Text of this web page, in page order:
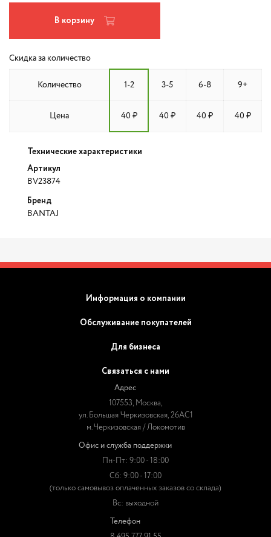
В корзину
Скидка за количество
Количество 1-2 3-5 6-8 9+
Цена 40 ₽ 40 ₽ 40 ₽ 40 ₽
Технические характеристики
Артикул
BV23874
Бренд
BANTAJ
Информация о компании
Обслуживание покупателей
Для бизнеса
Связаться с нами
Адрес
107553, Москва,
ул. Большая Черкизовская, 26АС1
м. Черкизовская / Локомотив
Офис и служба поддержки
Пн-Пт: 9:00 - 18:00
Сб: 9:00 - 17:00
(только самовывоз оплаченных заказов со склада)
Вс: выходной
Телефон